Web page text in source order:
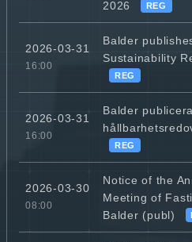
2026
REG
2026-03-31
16:00
Balder
Sustainability
REG
2026-03-31
16:00
Balder
REG
2026-03-30
08:00
Notice of the
Meeting of
Balder (publ)